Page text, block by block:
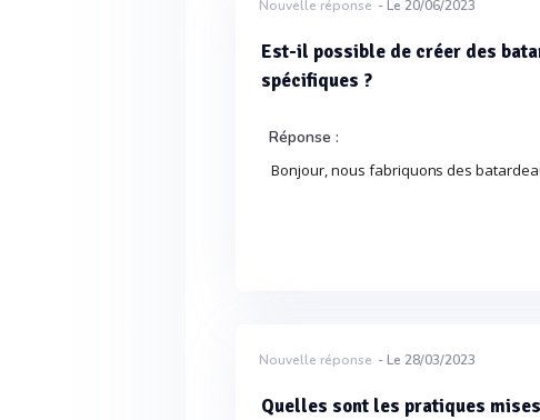
Nouvelle réponse - Le 20/06/2023
Est-il possible de créer des
spécifiques ?
Réponse :
Bonjour, nous fabriquons des
Nouvelle réponse - Le 28/03/2023
Quelles sont les pratiques